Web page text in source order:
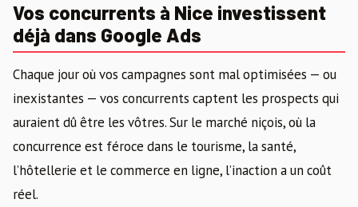
Vos concurrents à Nice investissent
déjà dans Google Ads
Chaque jour où vos campagnes sont mal optimisées — ou
inexistantes — vos concurrents captent les prospects qui
auraient dû être les vôtres. Sur le marché niçois, où la
concurrence est féroce dans le tourisme, la santé,
l’hôtellerie et le commerce en ligne, l’inaction a un coût
réel.